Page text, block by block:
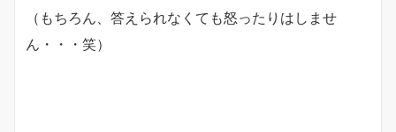
（もちろん、答えられなくても怒ったりはしませ
ん・・・笑）